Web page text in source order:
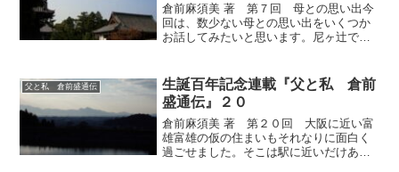
倉前麻須美 著 第７回 母との思い出今
回は、数少ない母との思い出をいくつか
お話してみたいと思います。尼ヶ辻で間
ご近所のおばさん達と一緒に母親がいる
のを見つけ、私は道を横...
父と私 倉前盛通伝
生誕百年記念連載『父と私 倉前
盛通伝』２０
倉前麻須美 著 第２０回 大阪に近い富
雄富雄の仮の住まいもそれなりに面白く
過ごせました。そこは駅に近いだけあっ